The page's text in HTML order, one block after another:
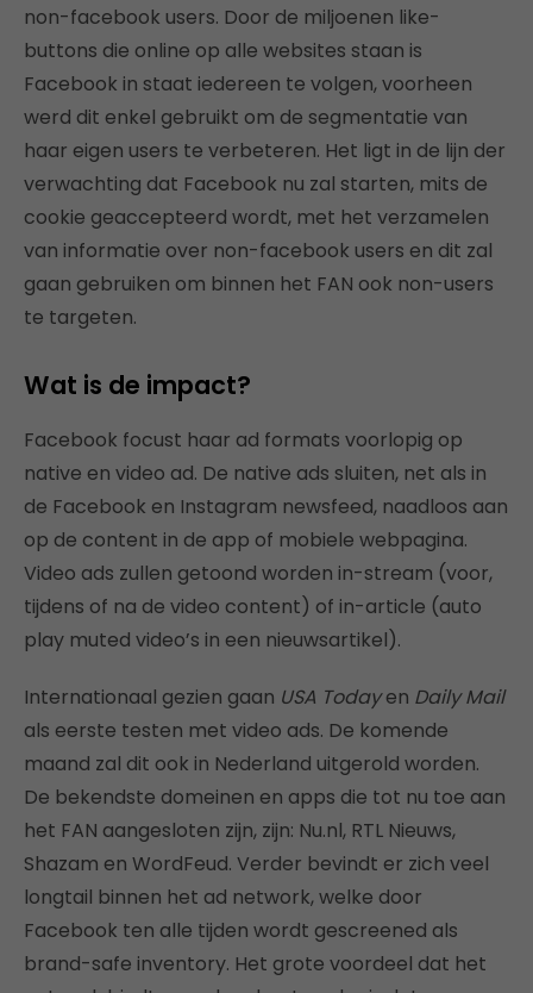
non-facebook users. Door de miljoenen like-
buttons die online op alle websites staan is
Facebook in staat iedereen te volgen, voorheen
werd dit enkel gebruikt om de segmentatie van
haar eigen users te verbeteren. Het ligt in de lijn der
verwachting dat Facebook nu zal starten, mits de
cookie geaccepteerd wordt, met het verzamelen
van informatie over non-facebook users en dit zal
gaan gebruiken om binnen het FAN ook non-users
te targeten.
Wat is de impact?
Facebook focust haar ad formats voorlopig op
native en video ad. De native ads sluiten, net als in
de Facebook en Instagram newsfeed, naadloos aan
op de content in de app of mobiele webpagina.
Video ads zullen getoond worden in-stream (voor,
tijdens of na de video content) of in-article (auto
play muted video’s in een nieuwsartikel).
Internationaal gezien gaan USA Todayen Daily Mail
als eerste testen met video ads. De komende
maand zal dit ook in Nederland uitgerold worden.
De bekendste domeinen en apps die tot nu toe aan
het FAN aangesloten zijn, zijn: Nu.nl, RTL Nieuws,
Shazam en WordFeud. Verder bevindt er zich veel
longtail binnen het ad network, welke door
Facebook ten alle tijden wordt gescreened als
brand-safe inventory. Het grote voordeel dat het